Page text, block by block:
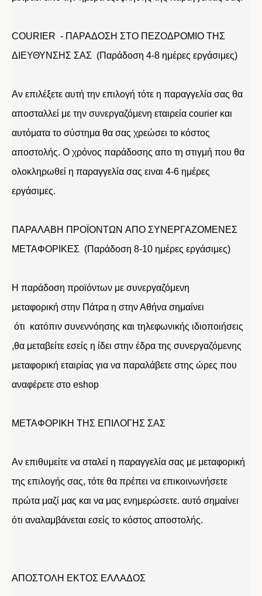
COURIER - ΠΑΡΑΔΟΣΗ ΣΤΟ ΠΕΖΟΔΡΟΜΙΟ ΤΗΣ
ΔΙΕΥΘΥΝΣΗΣ ΣΑΣ (Παράδοση 4-8 ημέρες εργάσιμες)
Αν επιλέξετε αυτή την επιλογή τότε η παραγγελία σας θα
αποσταλλεί με την συνεργαζόμενη εταιρεία courier και
αυτόματα το σύστημα θα σας χρεώσει το κόστος
αποστολής. Ο χρόνος παράδοσης απο τη στιγμή που θα
ολοκληρωθεί η παραγγελία σας ειναι 4-6 ημέρες
εργάσιμες.
ΠΑΡΑΛΑΒΗ ΠΡΟΪΟΝΤΩΝ ΑΠΟ ΣΥΝΕΡΓΑΖΟΜΕΝΕΣ
ΜΕΤΑΦΟΡΙΚΕΣ (Παράδοση 8-10 ημέρες εργάσιμες)
Η παράδοση προϊόντων με συνεργαζόμενη
μεταφορική στην Πάτρα η στην Αθήνα σημαίνει
ότι κατόπιν συνεννόησης και τηλεφωνικής ιδιοποιήσεις
,θα μεταβείτε εσείς η ίδει στην έδρα της συνεργαζόμενης
μεταφορική εταιρίας για να παραλάβετε στης ώρες που
αναφέρετε στο eshop
ΜΕΤΑΦΟΡΙΚΗ ΤΗΣ ΕΠΙΛΟΓΗΣ ΣΑΣ
Αν επιθυμείτε να σταλεί η παραγγελία σας με μεταφορική
της επιλογής σας, τότε θα πρέπει να επικοινωνήσετε
πρώτα μαζί μας και να μας ενημερώσετε. αυτό σημαίνει
ότι αναλαμβάνεται εσείς το κόστος αποστολής.
ΑΠΟΣΤΟΛΗ ΕΚΤΟΣ ΕΛΛΑΔΟΣ